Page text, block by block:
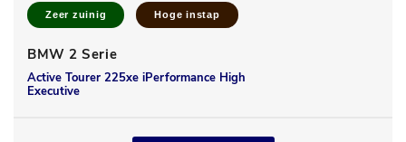
Zeer zuinig Hoge instap
BMW 2 Serie
Active Tourer 225xe iPerformance High
Executive